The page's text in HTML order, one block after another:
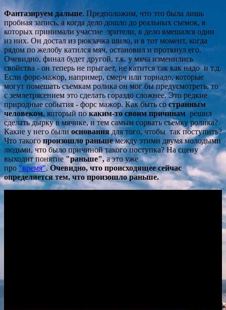
Фантазируем дальше. Предположим, что это была лишь
пробная запись, а когда дело дошло до реальных съемок, в
которых принимали участие зрители, в дело вмешался один
из них. Он достал из рюкзачка шило, и в тот момент, когда
рядом по желобу катился мяч, остановил и проткнул его.
Очевидно, финал будет другой, т.к. у мяча изменились
свойства - он теперь не прыгает, не катится так как надо и т.д.
Если форс-мажор, например, смерч или торнадо, которые
могут помешать съемкам ролика он мог бы предусмотреть, то
с землетрясением это сделать гораздо сложнее. Это редкие
природные события - форс мажор. Как быть со странным
человеком, который покаким-то своим причинамрешил
сделать дырку в мячике, и тем самым сорвать съемку ролика?
Какие у него были основаниядля того, чтобы так поступить?
Что такогопроизошло раньшемежду этими двумя молодыми
людьми, что было причиной такого поступка? На сцену
выходит понятие"раньше",а это уже
про"время". Очевидно, что происходящее сейчас
определяется тем, что произошло раньше.